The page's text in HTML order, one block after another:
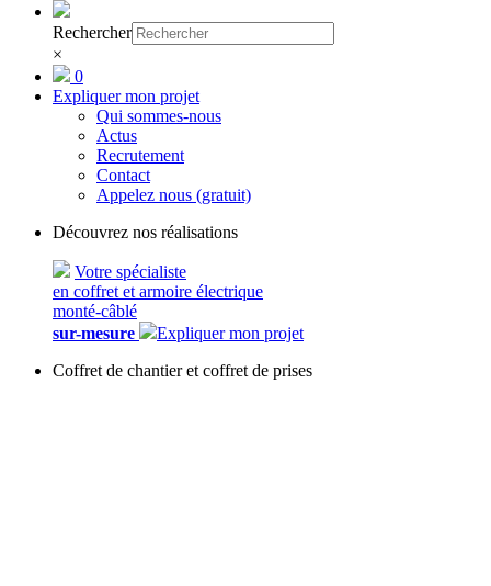
Rechercher
×
0
Expliquer mon projet
Qui sommes-nous
Actus
Recrutement
Contact
Appelez nous (gratuit)
Découvrez nos réalisations
Votre spécialiste
en coffret et armoire électrique
monté-câblé
sur-mesure
Expliquer mon projet
Coffret de chantier et coffret de prises